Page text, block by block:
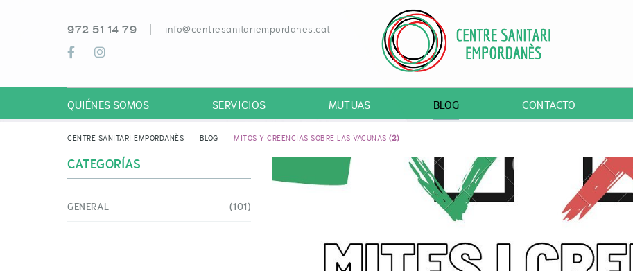
972 51 14 79 info@centresanitariempordanes.cat
QUIÉNES SOMOS SERVICIOS MUTUAS BLOG CONTACTO
CENTRE SANITARI EMPORDANÈS BLOG MITOS Y CREENCIAS SOBRE LAS VACUNAS (2)
CATEGORÍAS
GENERAL (101)